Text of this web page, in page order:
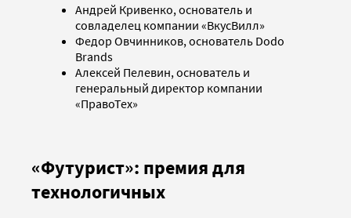
Андрей Кривенко, основатель и
совладелец компании «ВкусВилл»
Федор Овчинников, основатель Dodo
Brands
Алексей Пелевин, основатель и
генеральный директор компании
«ПравоТех»
«Футурист»: премия для
технологичных